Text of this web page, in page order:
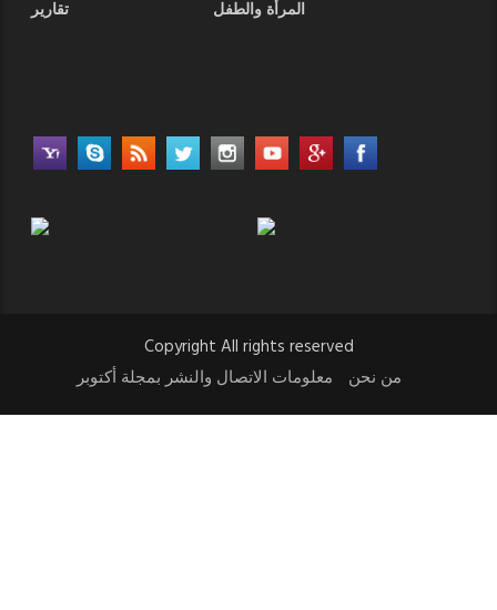
المرأة والطفل
تقارير
Copyright All rights reserved
من نحن
معلومات الاتصال والنشر بمجلة أكتوبر